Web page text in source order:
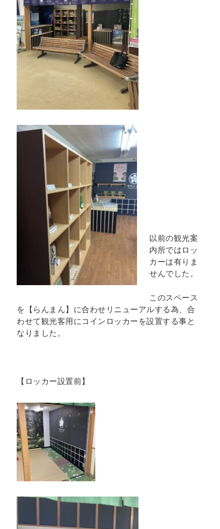
以前の観光案
内所ではロッ
カーは有りま
せんでした。
このスペース
を【らんまん】に合わせリニューアルする為、合
わせて観光客用にコインロッカーを設置する事と
なりました。
【ロッカー設置前】